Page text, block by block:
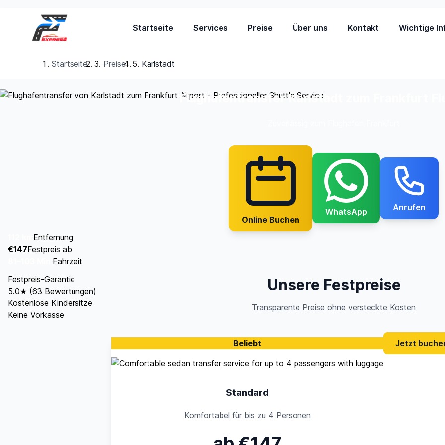
Startseite Services Preise Über uns Kontakt Wichtige
Startseite Preise Karlstadt
Flughafentransfer Karlstadt zum Frankfurt
Online Buchen
WhatsApp Anrufen
Entfernung
€147Festpreis ab
Fahrzeit
Festpreis-Garantie
5.0★ (63 Bewertungen)
Kostenlose Kindersitze
Keine Vorkasse
Unsere Festpreise
Transparente Preise ohne versteckte Kosten
Beliebt
Standard
Komfortabel für bis zu 4 Personen
Jetzt